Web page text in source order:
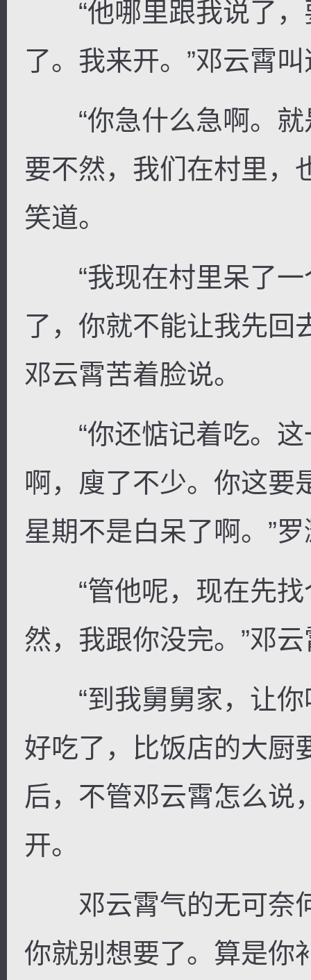
“他哪里跟我说了，
了。我来开。”邓云霄
“你急什么急啊。就
要不然，我们在村里，
笑道。
“我现在村里呆了一
了，你就不能让我先回
邓云霄苦着脸说。
“你还惦记着吃。这
啊，廋了不少。你这要
星期不是白呆了啊。”
“管他呢，现在先找
然，我跟你没完。”邓
“到我舅舅家，让你
好吃了，比饭店的大厨
后，不管邓云霄怎么说
开。
邓云霄气的无可奈何
你就别想要了。算是你